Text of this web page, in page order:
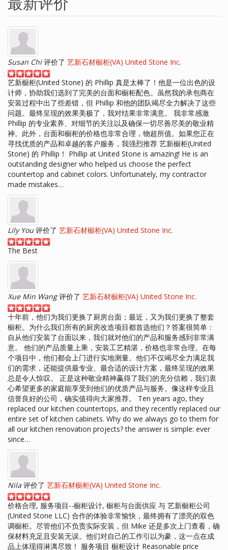
Susan Chi评价了 艺新石材橱柜(VA) United Stone Inc.
艺新橱柜(United Stone) 的 Phillip 真是太棒了！他是一位出色的设
计师，协助我们选到了完美的台面和橱柜配色。虽然我的承包商在
安装过程中出了些差错，但 Phillip 和他的团队竭尽全力解决了这些
问题。最终呈现的效果美极了，我对结果非常满意。 我非常感激
Phillip 的专业素养、对细节的关注以及确保一切尽善尽美的敬业精
神。此外，台面和橱柜的价格也非常合理，物超所值。如果您正在
寻找优质的产品和卓越的客户服务，我强烈推荐 艺新橱柜(United
Stone) 的 Phillip！ Phillip at United Stone is amazing! He is an
outstanding designer who helped us choose the perfect
countertop and cabinet colors. Unfortunately, my contractor
made mistakes…
Lily You 评价了 艺新石材橱柜(VA) United Stone Inc.
The Best
Xue Min Wang评价了 艺新石材橱柜(VA) United Stone Inc.
十年前，他们为我们更换了厨房台面；最近，又为我们更换了整套
橱柜。为什么我们所有的厨房改造项目都首选他们？答案很简单：
自从他们安装了台面以来，我们就对他们的产品和服务感到非常满
意。 他们的产品质量上乘，安装工艺精湛，价格也非常合理。在每
个项目中，他们都会上门进行实地测量。他们不仅竭尽全力满足我
们的需求，还能提供最专业、最合适的设计方案，最终呈现的效果
总是令人惊叹。 正是这种敬业精神赢得了我们的充分信赖，我们衷
心希望更多的家庭能享受到他们的优质产品与服务。像这样专业且
信誉良好的公司，确实值得向大家推荐。 Ten years ago, they
replaced our kitchen countertops, and they recently replaced our
entire set of kitchen cabinets. Why do we always go to them for
all our kitchen renovation projects? the answer is simple: ever
since…
Nila 评价了 艺新石材橱柜(VA) United Stone Inc.
价格合理, 服务项目--橱柜设计, 橱柜与台面供应 与 艺新橱柜公司
(United Stone LLC) 合作的体验非常愉快，最终拥有了漂亮的双色
调橱柜。尽管他们不负责实际安装，但 Mike 还是多次上门查看，确
保材料充足且安装无误。他们对自己的工作引以为豪，这一点在成
品上体现得淋漓尽致！ 服务项目 橱柜设计 Reasonable price